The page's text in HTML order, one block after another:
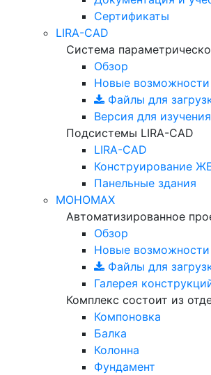
Сертификаты
LIRA-CAD
Система
Обзор
Новые возможности
Файлы для
Версия для изучения
Подсистемы LIRA-CAD
LIRA-CAD
Конструирование
Панельные здания
МОНОМАХ
Автоматизированное
Обзор
Новые возможности
Файлы для
Галерея
Комплекс состоит из
Компоновка
Балка
Колонна
Фундамент